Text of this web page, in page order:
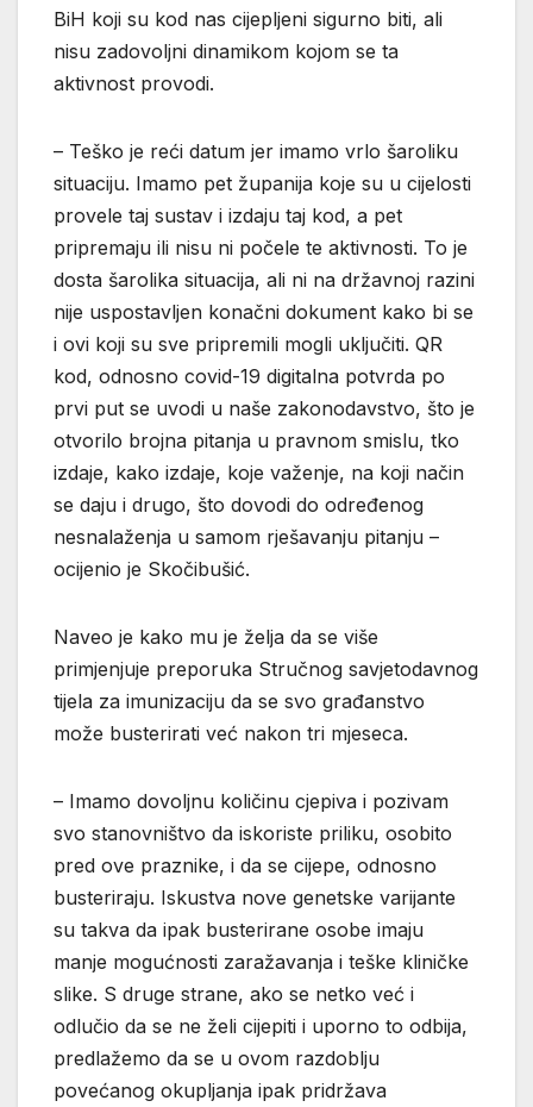
BiH koji su kod nas cijepljeni sigurno biti, ali
nisu zadovoljni dinamikom kojom se ta
aktivnost provodi.
– Teško je reći datum jer imamo vrlo šaroliku
situaciju. Imamo pet županija koje su u cijelosti
provele taj sustav i izdaju taj kod, a pet
pripremaju ili nisu ni počele te aktivnosti. To je
dosta šarolika situacija, ali ni na državnoj razini
nije uspostavljen konačni dokument kako bi se
i ovi koji su sve pripremili mogli uključiti. QR
kod, odnosno covid-19 digitalna potvrda po
prvi put se uvodi u naše zakonodavstvo, što je
otvorilo brojna pitanja u pravnom smislu, tko
izdaje, kako izdaje, koje važenje, na koji način
se daju i drugo, što dovodi do određenog
nesnalaženja u samom rješavanju pitanju –
ocijenio je Skočibušić.
Naveo je kako mu je želja da se više
primjenjuje preporuka Stručnog savjetodavnog
tijela za imunizaciju da se svo građanstvo
može busterirati već nakon tri mjeseca.
– Imamo dovoljnu količinu cjepiva i pozivam
svo stanovništvo da iskoriste priliku, osobito
pred ove praznike, i da se cijepe, odnosno
busteriraju. Iskustva nove genetske varijante
su takva da ipak busterirane osobe imaju
manje mogućnosti zaražavanja i teške kliničke
slike. S druge strane, ako se netko već i
odlučio da se ne želi cijepiti i uporno to odbija,
predlažemo da se u ovom razdoblju
povećanog okupljanja ipak pridržava